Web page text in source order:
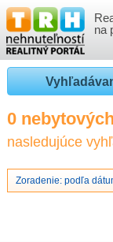
na
NEHNUTEĽNOSTI
BYTY
NOVOSTAVBY
NEBYTOVÉ PRIESTORY
VLOŽIŤ NEHNUTEĽNOSTI
PRIHLÁSENIE
REGISTRÁCIA
VÝVOJ CIEN REALÍT
ČLÁNKY O REALITÁCH
0
nasledujúce
Zoradenie: podľa